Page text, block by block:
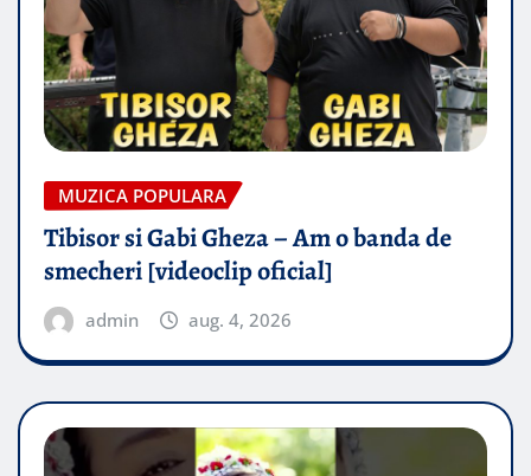
MUZICA POPULARA
Tibisor si Gabi Gheza – Am o banda de
smecheri [videoclip oficial]
admin aug. 4, 2026